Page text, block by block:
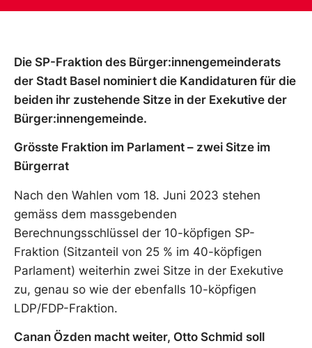
Die SP-Fraktion des Bürger:innengemeinderats
der Stadt Basel nominiert die Kandidaturen für die
beiden ihr zustehende Sitze in der Exekutive der
Bürger:innengemeinde.
Grösste Fraktion im Parlament – zwei Sitze im
Bürgerrat
Nach den Wahlen vom 18. Juni 2023 stehen
gemäss dem massgebenden
Berechnungsschlüssel der 10-köpfigen SP-
Fraktion (Sitzanteil von 25 % im 40-köpfigen
Parlament) weiterhin zwei Sitze in der Exekutive
zu, genau so wie der ebenfalls 10-köpfigen
LDP/FDP-Fraktion.
Canan Özden macht weiter, Otto Schmid soll